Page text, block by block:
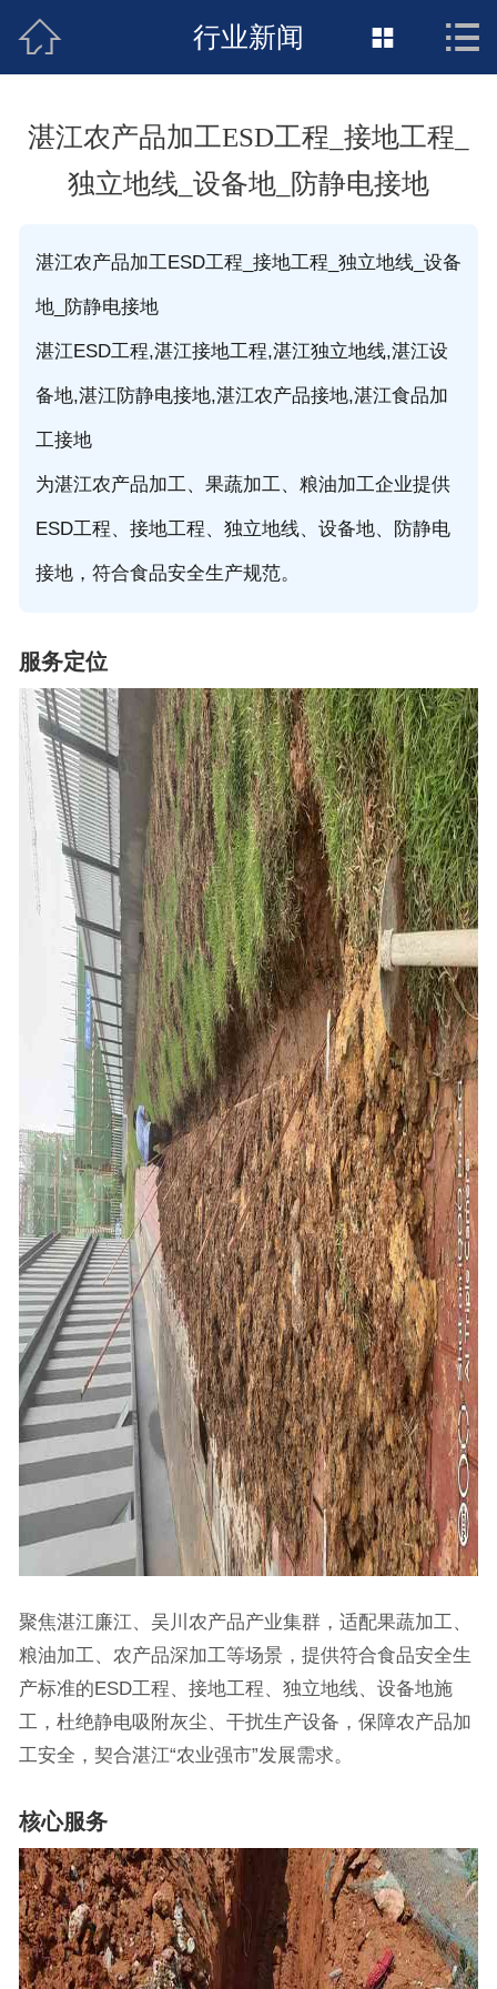
接地工程首页
新闻动态
荣誉资质
 行业新闻  
湛江农产品加工ESD工程_接地工程_
独立地线_设备地_防静电接地
湛江农产品加工ESD工程_接地工程_独立地线_设备
地_防静电接地
湛江ESD工程,湛江接地工程,湛江独立地线,湛江设
备地,湛江防静电接地,湛江农产品接地,湛江食品加
工接地
为湛江农产品加工、果蔬加工、粮油加工企业提供
ESD工程、接地工程、独立地线、设备地、防静电
接地，符合食品安全生产规范。
服务定位
聚焦湛江廉江、吴川农产品产业集群，适配果蔬加工、
粮油加工、农产品深加工等场景，提供符合食品安全生
产标准的ESD工程、接地工程、独立地线、设备地施
工，杜绝静电吸附灰尘、干扰生产设备，保障农产品加
工安全，契合湛江“农业强市”发展需求。
核心服务